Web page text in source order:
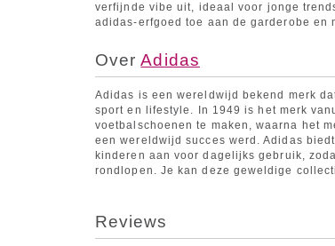
verfijnde vibe uit, ideaal voor jonge
adidas-erfgoed toe aan de garderobe en
OverAdidas
Adidas is een wereldwijd bekend merk
sport en lifestyle. In 1949 is het merk
voetbalschoenen te maken, waarna het
een wereldwijd succes werd. Adidas
kinderen aan voor dagelijks gebruik,
rondlopen. Je kan deze geweldige
Reviews